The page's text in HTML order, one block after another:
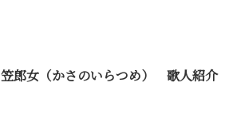
笠郎女（かさのいらつめ） 歌人紹介